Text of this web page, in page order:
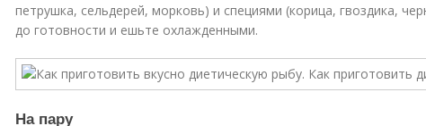
петрушка, сельдерей, морковь) и специями (корица, гвоздика,
до готовности и ешьте охлажденными.
На пару